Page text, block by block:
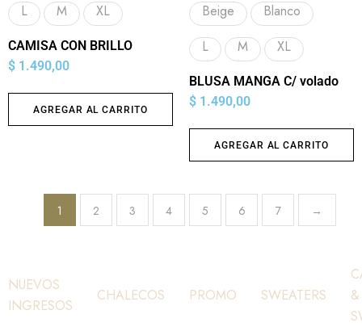
L M XL
CAMISA CON BRILLO
$ 1.490,00
AGREGAR AL CARRITO
Beige
Blanco
L
M XL
BLUSA MANGA C/ volado
$ 1.490,00
AGREGAR AL CARRITO
1 2 3 4 5 6 7 →
NUEVOS
INGRESOS
CHALECOS PROMO SWEATERS
&